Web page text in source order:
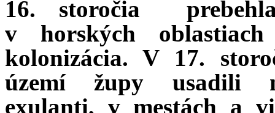
16. storočia
v horských oblastiach
kolonizácia. V 17.
území župy usadili
exulanti, v mestách a